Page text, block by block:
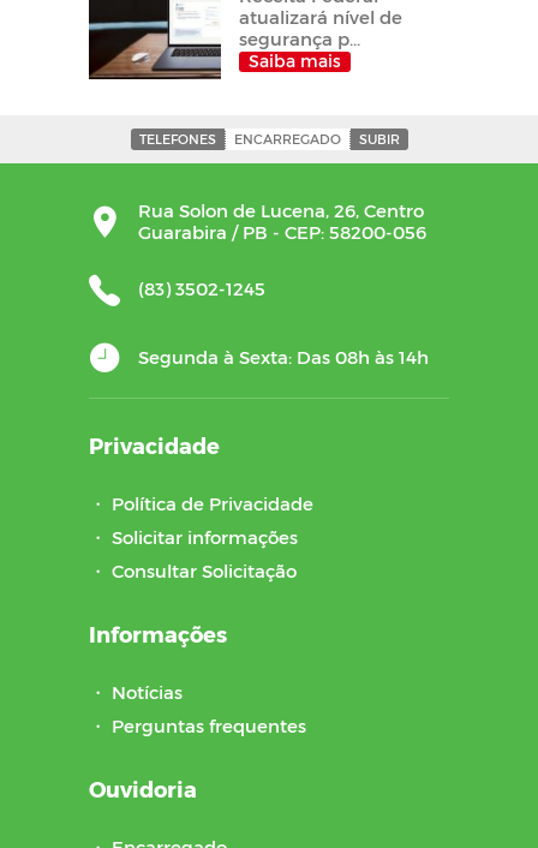
atualizará nível de
segurança p...
Saiba mais
TELEFONES ENCARREGADO SUBIR
Rua Solon de Lucena, 26, Centro
Guarabira / PB - CEP: 58200-056
(83) 3502-1245
Segunda à Sexta: Das 08h às 14h
Privacidade
・ Política de Privacidade
・ Solicitar informações
・ Consultar Solicitação
Informações
・ Notícias
・ Perguntas frequentes
Ouvidoria